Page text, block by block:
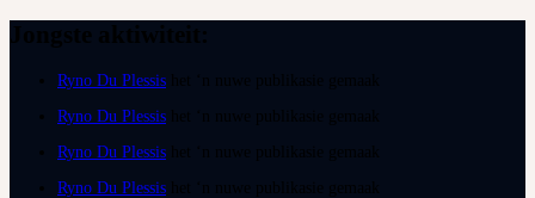
Ryno Du Plessis
Ryno Du Plessis
Ryno Du Plessis
Ryno Du Plessis